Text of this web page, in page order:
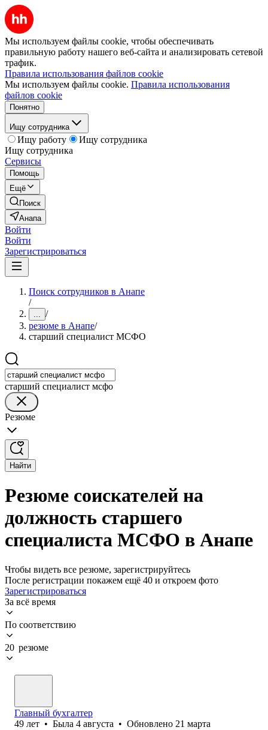
Мы используем файлы cookie, чтобы обеспечивать
правильную работу нашего веб-сайта и анализировать сетевой
трафик.
Правила использования файлов cookie
Мы используем файлы cookie. Правила использования
файлов cookie
Понятно
Ищу сотрудника
Ищу работу
Ищу сотрудника
Ищу сотрудника
Сервисы
Помощь
Ещё
Поиск
Анапа
Войти
Войти
Зарегистрироваться
Поиск сотрудников в Анапе
/
... /
резюме в Анапе/
старший специалист МСФО
старший специалист мсфо
Резюме
Найти
Резюме соискателей на
должность старшего
специалиста МСФО в Анапе
Чтобы видеть все резюме, зарегистрируйтесь
После регистрации покажем ещё 40 и откроем фото
Зарегистрироваться
За всё время
По соответствию
20 резюме
Главный бухгалтер
49 лет • Была 4 августа • Обновлено 21 марта